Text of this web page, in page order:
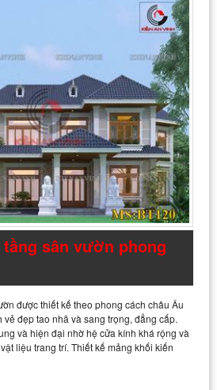
sân vườn phong
được thiết kế theo phong cách châu Âu
đẹp tao nhã và sang trọng, đẳng cấp.
và hiện đại nhờ hệ cửa kính khá rộng và
liệu trang trí. Thiết kế mảng khối kiến